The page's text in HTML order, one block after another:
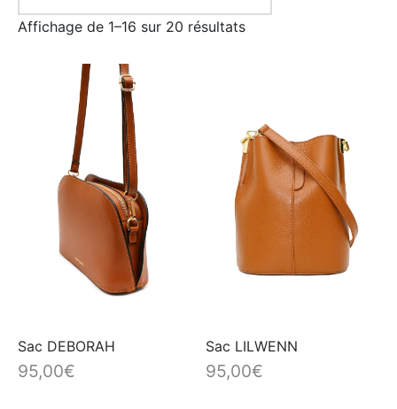
Affichage de 1–16 sur 20 résultatsTrié
plus
ancien
Sac DEBORAH
95,00€
Sac LILWENN
95,00€